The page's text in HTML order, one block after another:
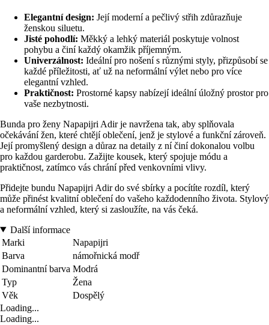
Elegantní design: Její moderní a pečlivý střih zdůrazňuje
ženskou siluetu.
Jisté pohodlí: Měkký a lehký materiál poskytuje volnost
pohybu a činí každý okamžik příjemným.
Univerzálnost: Ideální pro nošení s různými styly, přizpůsobí se
každé příležitosti, ať už na neformální výlet nebo pro více
elegantní vzhled.
Praktičnost: Prostorné kapsy nabízejí ideální úložný prostor pro
vaše nezbytnosti.
Bunda pro ženy Napapijri Adir je navržena tak, aby splňovala
očekávání žen, které chtějí oblečení, jenž je stylové a funkční zároveň.
Její promyšlený design a důraz na detaily z ní činí dokonalou volbu
pro každou garderobu. Zažijte kousek, který spojuje módu a
praktičnost, zatímco vás chrání před venkovními vlivy.
Přidejte bundu Napapijri Adir do své sbírky a pocítíte rozdíl, který
může přinést kvalitní oblečení do vašeho každodenního života. Stylový
a neformální vzhled, který si zasloužíte, na vás čeká.
Další informace
Marki
Napapijri
Barva
námořnická modř
Dominantní barva Modrá
Typ
Žena
Věk
Dospělý
Loading...
Loading...